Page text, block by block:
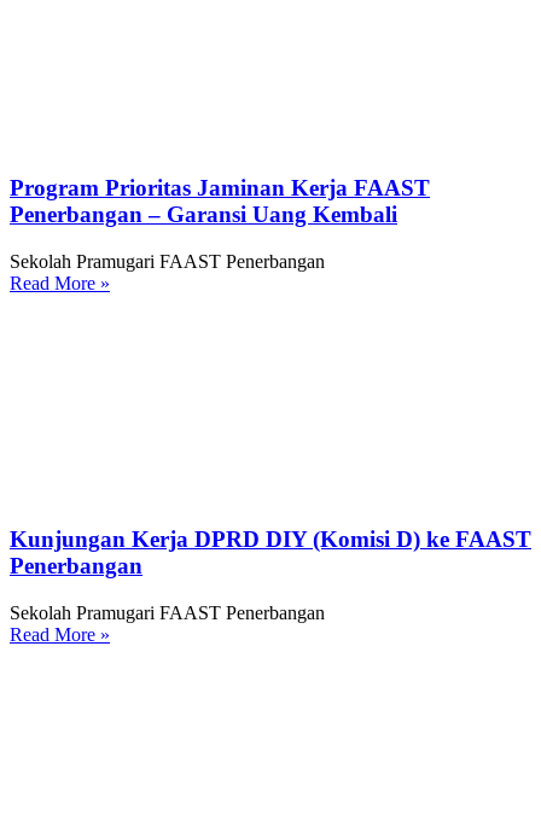
Program Prioritas Jaminan Kerja FAAST
Penerbangan – Garansi Uang Kembali
Sekolah Pramugari FAAST Penerbangan
Read More »
Kunjungan Kerja DPRD DIY (Komisi D) ke FAAST
Penerbangan
Sekolah Pramugari FAAST Penerbangan
Read More »